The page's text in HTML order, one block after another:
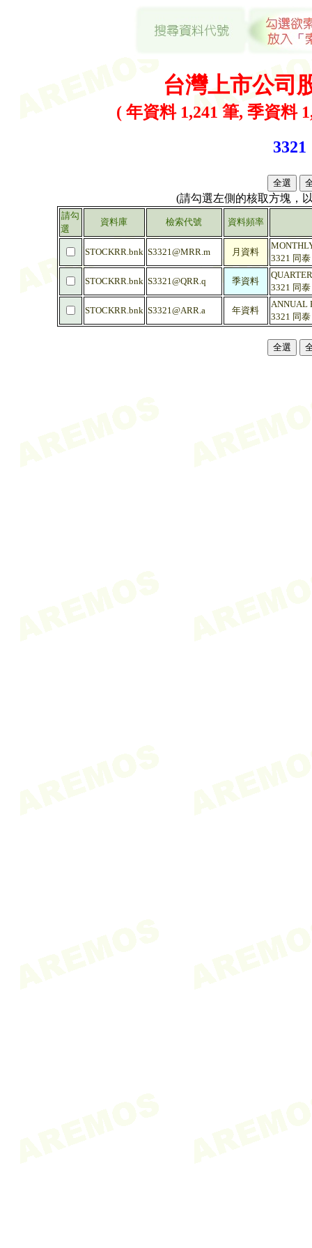
台灣上市公司
( 年資料 1,241 筆, 季資料
(請勾選左側的核取方塊，
請勾
選
資料庫 檢索代號 資料頻率
STOCKRR.bnk S3321@MRR.m 月資料
3321 同
STOCKRR.bnk S3321@QRR.q 季資料
3321 同
STOCKRR.bnk S3321@ARR.a 年資料
ANNUAL
3321 同